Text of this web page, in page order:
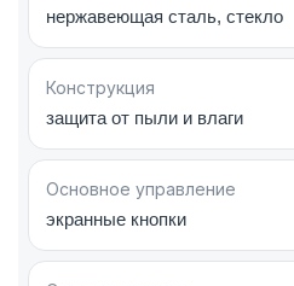
производительность,
съемку и премиальный
нержавеющая сталь, стекло
Конструкция
защита от пыли и влаги
Основное управление
экранные кнопки